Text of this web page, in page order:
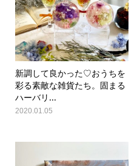
新調して良かった♡おうちを
彩る素敵な雑貨たち。固まる
ハーバリ...
2020.01.05